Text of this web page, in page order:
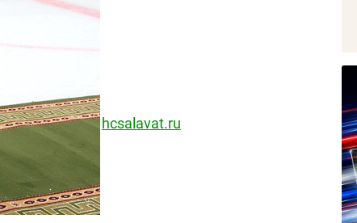
hcsalavat.ru